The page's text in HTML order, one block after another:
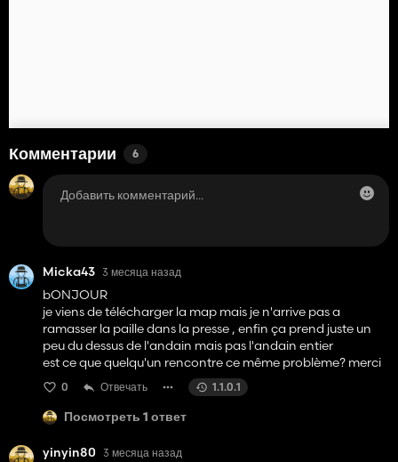
Комментарии 6
Micka43 3 месяца назад
bONJOUR
je viens de télécharger la map mais je n'arrive pas a
ramasser la paille dans la presse , enfin ça prend juste un
peu du dessus de l'andain mais pas l'andain entier
est ce que quelqu'un rencontre ce même problème? merci
0 Отвечать 1.1.0.1
Посмотреть 1 ответ
yinyin80 3 месяца назад